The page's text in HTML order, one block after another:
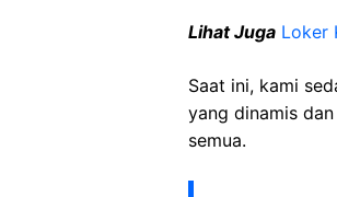
Lihat Juga Loker
Saat ini, kami
yang dinamis
semua.